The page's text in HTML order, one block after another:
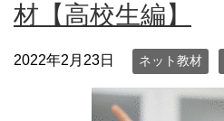
材【高校生編】
2022年2月23日 ネット教材